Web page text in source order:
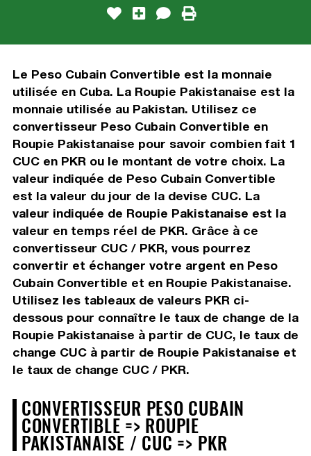
Le Peso Cubain Convertible est la monnaie
utilisée en Cuba. La Roupie Pakistanaise est la
monnaie utilisée au Pakistan. Utilisez ce
convertisseur Peso Cubain Convertible en
Roupie Pakistanaise pour savoir combien fait 1
CUC en PKR ou le montant de votre choix. La
valeur indiquée de Peso Cubain Convertible
est la valeur du jour de la devise CUC. La
valeur indiquée de Roupie Pakistanaise est la
valeur en temps réel de PKR. Grâce à ce
convertisseur CUC / PKR, vous pourrez
convertir et échanger votre argent en Peso
Cubain Convertible et en Roupie Pakistanaise.
Utilisez les tableaux de valeurs PKR ci-
dessous pour connaître le taux de change de la
Roupie Pakistanaise à partir de CUC, le taux de
change CUC à partir de Roupie Pakistanaise et
le taux de change CUC / PKR.
CONVERTISSEUR PESO CUBAIN
CONVERTIBLE => ROUPIE
PAKISTANAISE / CUC => PKR